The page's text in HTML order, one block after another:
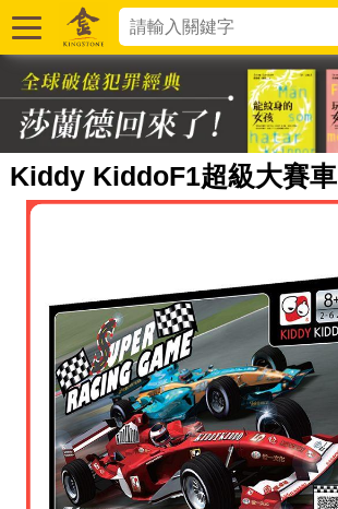
Kiddy KiddoF1超級大賽車